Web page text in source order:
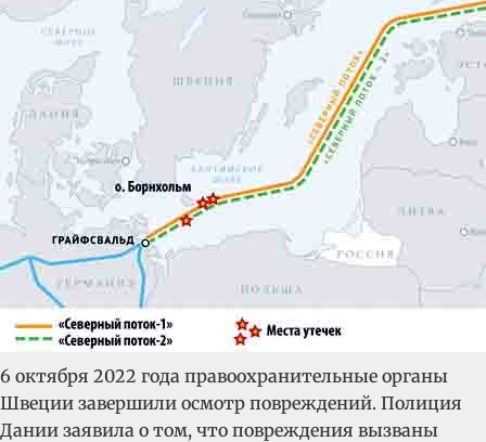
6 октября 2022 года правоохранительные органы
Швеции завершили осмотр повреждений. Полиция
Дании заявила о том, что повреждения вызваны